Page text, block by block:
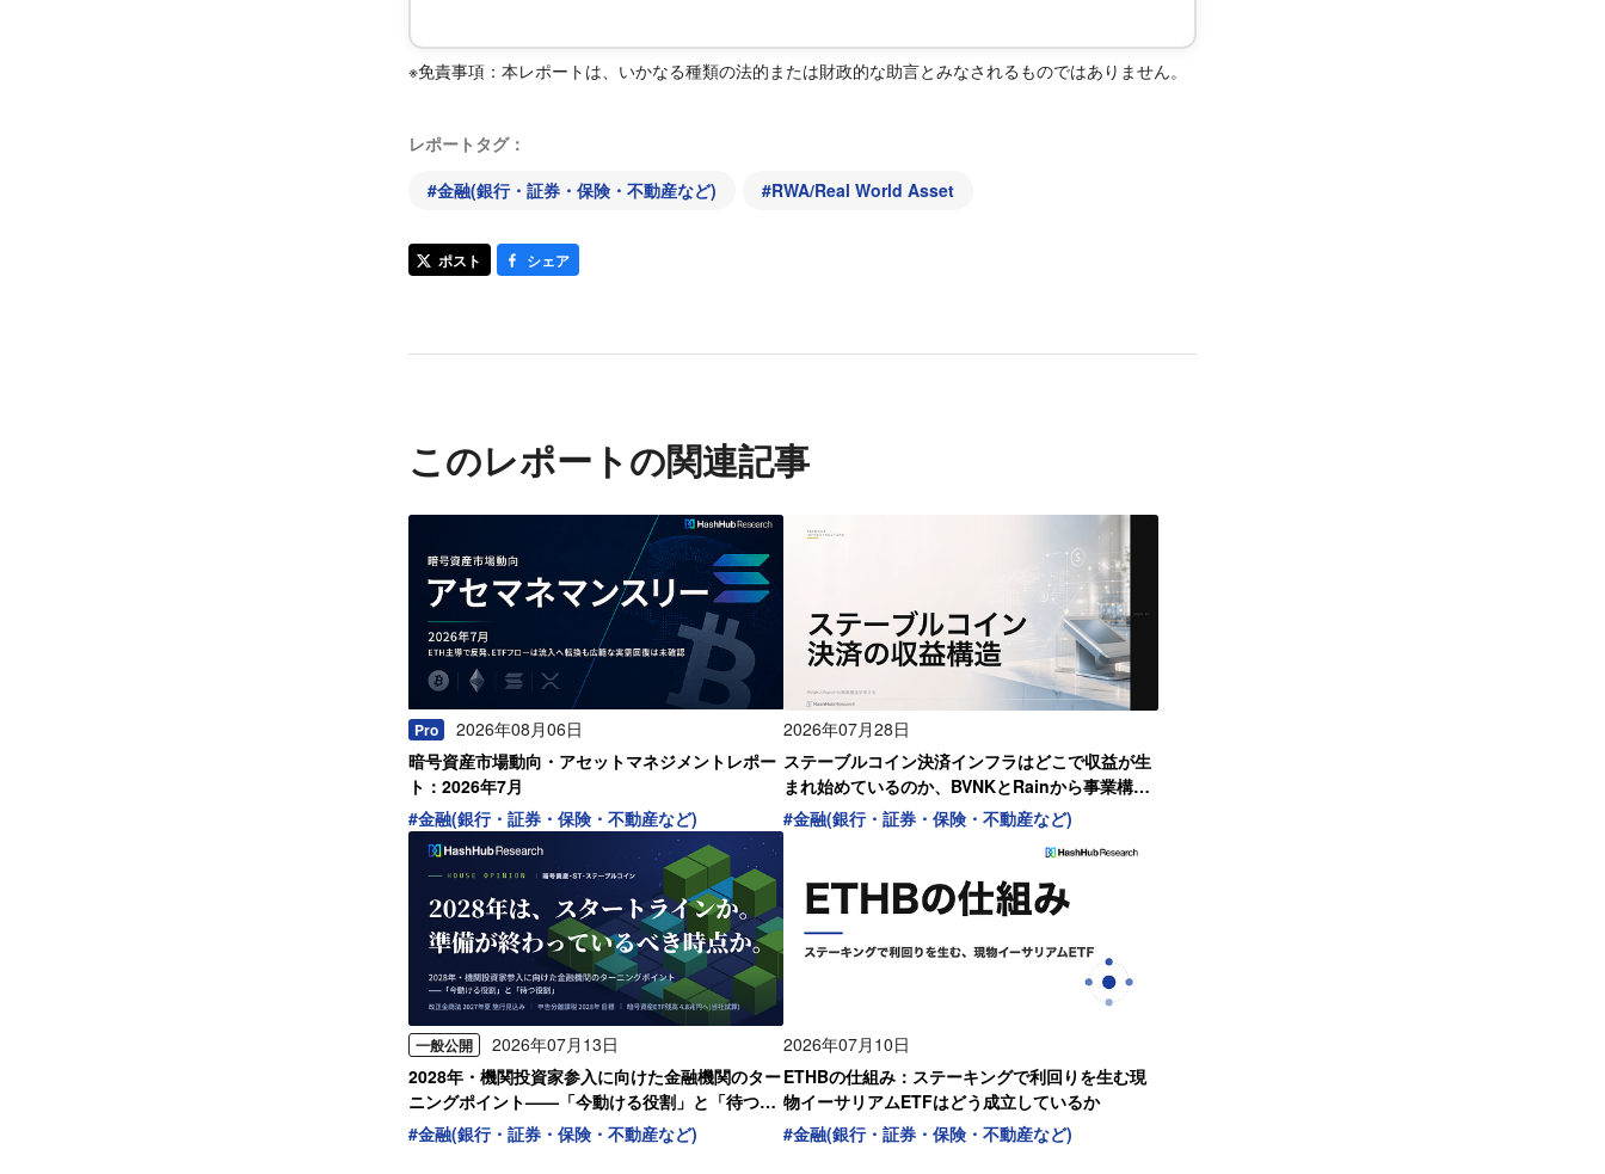
※免責事項：本レポートは、いかなる種類の法的または財政的な助言とみなされるものではありません。
レポートタグ：
#金融(銀行・証券・保険・不動産など) #RWA/Real World Asset
ポスト シェア
このレポートの関連記事
Pro
2026年08月06日
暗号資産市場動向・アセットマネジメントレポー
ト：2026年7月
#金融(銀行・証券・保険・不動産など)
2026年07月28日
ステーブルコイン決済インフラはどこで収益が生
まれ始めているのか、BVNKとRainから事業構造
を考える
#金融(銀行・証券・保険・不動産など)
一般公開
2026年07月13日
2028年・機関投資家参入に向けた金融機関のター
ニングポイント——「今動ける役割」と「待つ役
割」
#金融(銀行・証券・保険・不動産など)
2026年07月10日
ETHBの仕組み：ステーキングで利回りを生む現
物イーサリアムETFはどう成立しているか
#金融(銀行・証券・保険・不動産など)